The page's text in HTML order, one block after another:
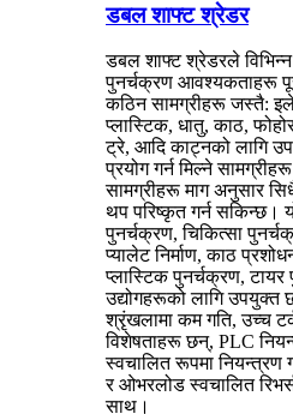
डबल शाफ्ट श्रेडर
डबल शाफ्ट श्रेडरले विभिन्न
पुनर्चक्रण आवश्यकताहरू
कठिन सामग्रीहरू जस्तै:
प्लास्टिक, धातु, काठ,
ट्रे, आदि काट्नको लागि
प्रयोग गर्न मिल्ने
सामग्रीहरू माग अनुसार
थप परिष्कृत गर्न सकिन्छ।
पुनर्चक्रण, चिकित्सा
प्यालेट निर्माण, काठ
प्लास्टिक पुनर्चक्रण,
उद्योगहरूको लागि उपयुक्त
श्रृंखलामा कम गति, उच्च
विशेषताहरू छन्, PLC
स्वचालित रूपमा नियन्त्रण
र ओभरलोड स्वचालित
साथ।